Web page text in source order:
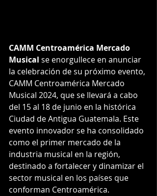
CAMM Centroamérica Mercado
Musical se enorgullece en anunciar
la celebración de su próximo evento,
CAMM Centroamérica Mercado
Musical 2024, que se llevará a cabo
del 15 al 18 de junio en la histórica
Ciudad de Antigua Guatemala. Este
evento innovador se ha consolidado
como el primer mercado de la
industria musical en la región,
destinado a fortalecer y dinamizar el
sector musical en los países que
conforman Centroamérica.